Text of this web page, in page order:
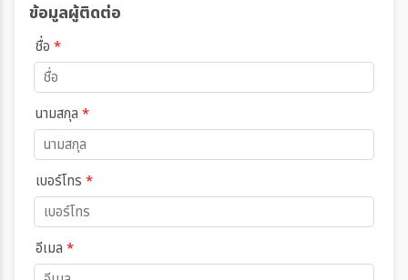
ข้อมูลผู้ติดต่อ
ชื่อ *
นามสกุล *
เบอร์โทร *
อีเมล *